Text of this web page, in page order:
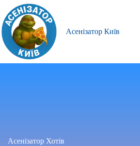
Перейти
вмісту
Асенізатор Київ
Асенізатор Хотів